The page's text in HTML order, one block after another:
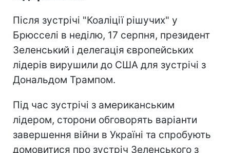
Після зустрічі "Коаліції рішучих" у
Брюсселі в неділю, 17 серпня, президент
Зеленський і делегація європейських
лідерів вирушили до США для зустрічі з
Дональдом Трампом.
Під час зустрічі з американським
лідером, сторони обговорять варіанти
завершення війни в Україні та спробують
домовитися про зустріч Зеленського з